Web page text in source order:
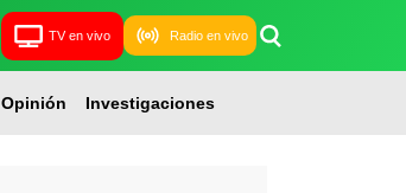
TV en vivo Radio en vivo
Opinión Investigaciones